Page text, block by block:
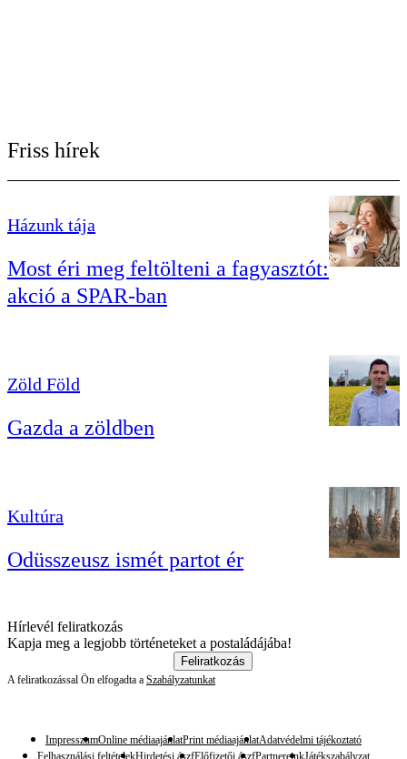
Friss hírek
Házunk tája
Most éri meg feltölteni a fagyasztót:
akció a SPAR-ban
Zöld Föld
Gazda a zöldben
Kultúra
Odüsszeusz ismét partot ér
Hírlevél feliratkozás
Kapja meg a legjobb történeteket a postaládájába!
Feliratkozás
A feliratkozással Ön elfogadta a Szabályzatunkat
ImpresszumOnline médiaajánlatPrint médiaajánlatAdatvédelmi tájékoztató
Felhasználási feltételekHirdetési ászfElőfizetői ászfPartnereinkJátékszabályzat